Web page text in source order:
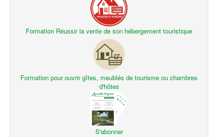
Formation Réussir la vente de son hébergement touristique
Formation pour ouvrir gîtes, meublés de tourisme ou chambres
d'hôtes
S'abonner